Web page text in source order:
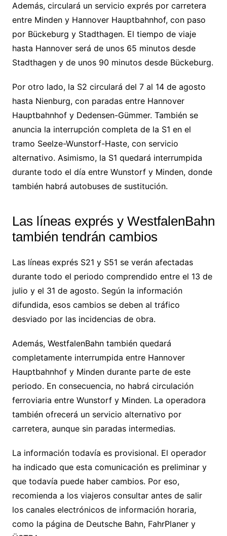
Además, circulará un servicio exprés por carretera
entre Minden y Hannover Hauptbahnhof, con paso
por Bückeburg y Stadthagen. El tiempo de viaje
hasta Hannover será de unos 65 minutos desde
Stadthagen y de unos 90 minutos desde Bückeburg.
Por otro lado, la S2 circulará del 7 al 14 de agosto
hasta Nienburg, con paradas entre Hannover
Hauptbahnhof y Dedensen-Gümmer. También se
anuncia la interrupción completa de la S1 en el
tramo Seelze-Wunstorf-Haste, con servicio
alternativo. Asimismo, la S1 quedará interrumpida
durante todo el día entre Wunstorf y Minden, donde
también habrá autobuses de sustitución.
Las líneas exprés y WestfalenBahn
también tendrán cambios
Las líneas exprés S21 y S51 se verán afectadas
durante todo el periodo comprendido entre el 13 de
julio y el 31 de agosto. Según la información
difundida, esos cambios se deben al tráfico
desviado por las incidencias de obra.
Además, WestfalenBahn también quedará
completamente interrumpida entre Hannover
Hauptbahnhof y Minden durante parte de este
periodo. En consecuencia, no habrá circulación
ferroviaria entre Wunstorf y Minden. La operadora
también ofrecerá un servicio alternativo por
carretera, aunque sin paradas intermedias.
La información todavía es provisional. El operador
ha indicado que esta comunicación es preliminar y
que todavía puede haber cambios. Por eso,
recomienda a los viajeros consultar antes de salir
los canales electrónicos de información horaria,
como la página de Deutsche Bahn, FahrPlaner y